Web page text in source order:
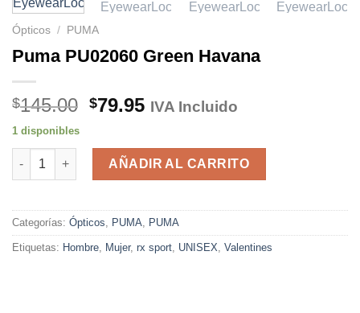
Ópticos / PUMA
Puma PU02060 Green Havana
$145.00 El
original
era:
$145.00.
$79.95El
actual
es:
$79.95.
IVA Incluido
1 disponibles
Puma PU02060 Green Havana cantidad
AÑADIR AL CARRITO
Categorías: Ópticos PUMA PUMA
Etiquetas: Hombre Mujer, rx sport UNISEX Valentines